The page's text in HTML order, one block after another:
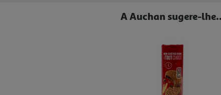
A Auchan sugere-